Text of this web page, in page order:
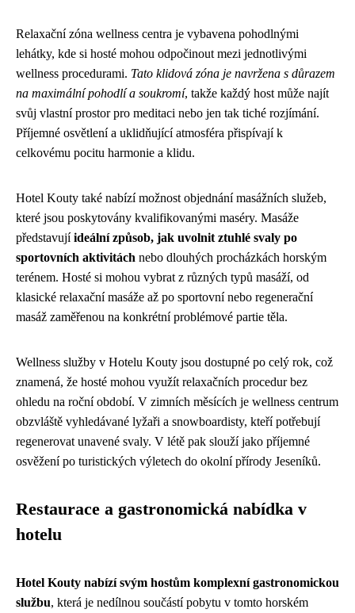
Relaxační zóna wellness centra je vybavena pohodlnými
lehátky, kde si hosté mohou odpočinout mezi jednotlivými
wellness procedurami. Tato klidová zóna je navržena s důrazem
na maximální pohodlí a soukromí, takže každý host může najít
svůj vlastní prostor pro meditaci nebo jen tak tiché rozjímání.
Příjemné osvětlení a uklidňující atmosféra přispívají k
celkovému pocitu harmonie a klidu.
Hotel Kouty také nabízí možnost objednání masážních služeb,
které jsou poskytovány kvalifikovanými maséry. Masáže
představujíideální způsob, jak uvolnit ztuhlé svaly po
sportovních aktivitách nebo dlouhých procházkách horským
terénem. Hosté si mohou vybrat z různých typů masáží, od
klasické relaxační masáže až po sportovní nebo regenerační
masáž zaměřenou na konkrétní problémové partie těla.
Wellness služby v Hotelu Kouty jsou dostupné po celý rok, což
znamená, že hosté mohou využít relaxačních procedur bez
ohledu na roční období. V zimních měsících je wellness centrum
obzvláště vyhledávané lyžaři a snowboardisty, kteří potřebují
regenerovat unavené svaly. V létě pak slouží jako příjemné
osvěžení po turistických výletech do okolní přírody Jeseníků.
Restaurace a gastronomická nabídka v
hotelu
Hotel Kouty nabízí svým hostům komplexní gastronomickou
službu, která je nedílnou součástí pobytu v tomto horském